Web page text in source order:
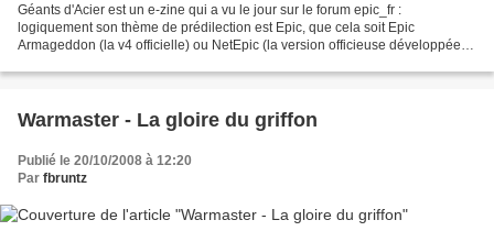
Géants d'Acier est un e-zine qui a vu le jour sur le forum epic_fr :
logiquement son thème de prédilection est Epic, que cela soit Epic
Armageddon (la v4 officielle) ou NetEpic (la version officieuse développée
Warmaster - La gloire du griffon
Publié le 20/10/2008 à 12:20
Par fbruntz